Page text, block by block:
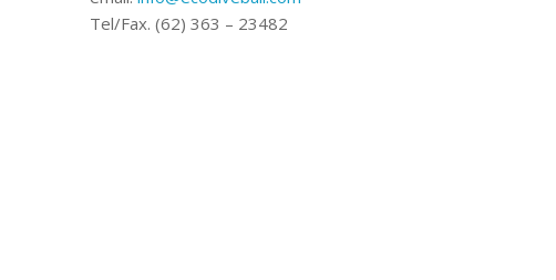
Tel/Fax. (62) 363 – 23482